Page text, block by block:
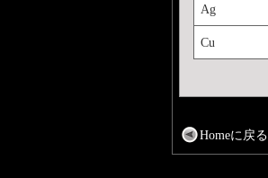
Ag
Cu
Homeに戻る